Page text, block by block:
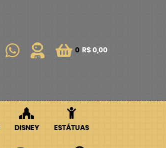
0 R$ 0,00
DISNEY ESTÁTUAS